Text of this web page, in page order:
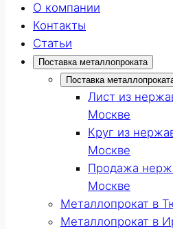
О компании
Контакты
Статьи
Поставка металлопроката
Поставка
Лист из
Москве
Круг из
Москве
Продажа
Москве
Металлопрокат в
Металлопрокат в